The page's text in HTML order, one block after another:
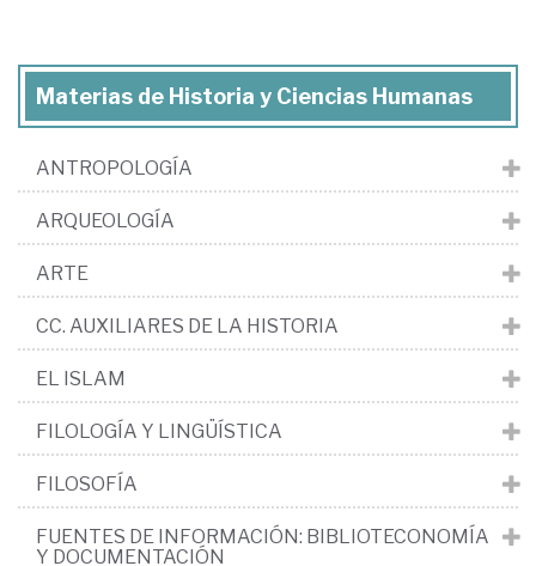
Materias de Historia y Ciencias Humanas
ANTROPOLOGÍA
ARQUEOLOGÍA
ARTE
CC. AUXILIARES DE LA HISTORIA
EL ISLAM
FILOLOGÍA Y LINGÜÍSTICA
FILOSOFÍA
FUENTES DE INFORMACIÓN: BIBLIOTECONOMÍA
Y DOCUMENTACIÓN